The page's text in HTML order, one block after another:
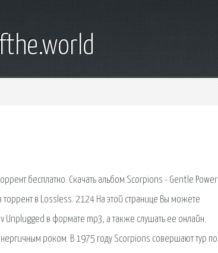
бесплатно. Скачать альбом Scorpions - Gentle Power
в Lossless. 2124 На этой странице Вы можете
Unplugged в формате mp3, а также слушать ее онлайн.
роком. В 1975 году Scorpions совершают тур по